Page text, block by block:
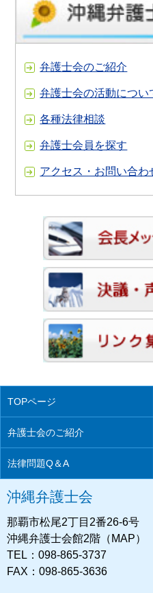
弁護士会のご紹介
弁護士会の活動につい
各種法律相談
弁護士会員を探す
アクセス・お問い合わ
TOPページ
弁護士会のご紹介
法律問題Q＆A
沖縄弁護士会
那覇市松尾2丁目2番26-6号
沖縄弁護士会館2階（MAP）
TEL：098-865-3737
FAX：098-865-3636